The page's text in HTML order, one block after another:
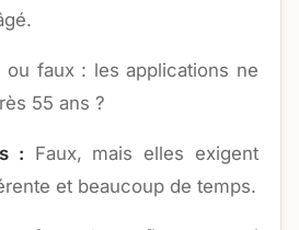
ou faux : les applications ne
55 ans ?
: Faux, mais elles exigent
et beaucoup de temps.